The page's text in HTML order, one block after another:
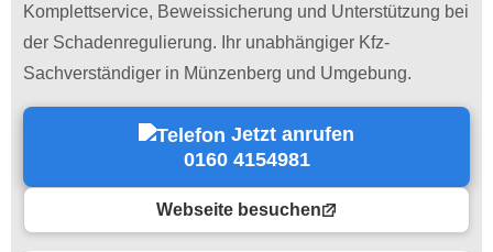
Komplettservice, Beweissicherung und Unterstützung bei
der Schadenregulierung. Ihr unabhängiger Kfz-
Sachverständiger in Münzenberg und Umgebung.
Jetzt anrufen
0160 4154981
Webseite besuchen